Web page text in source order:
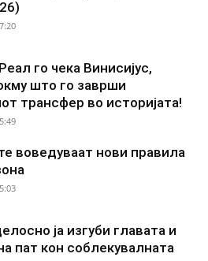
го чека Винисијус,
што го заврши
трансфер во историјата!
воведуваат нови правила
ја изгуби главата и
пат кон соблекувалната